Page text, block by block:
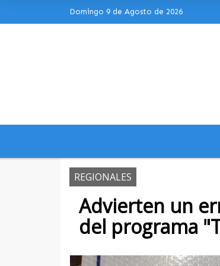
Domingo 9 de Agosto de 2026
Hoy es Domingo 9 de
REGIONALES
Advierten un
del programa